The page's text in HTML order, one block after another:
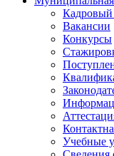
Кадровый
Вакансии
Конкурсы
Учебные